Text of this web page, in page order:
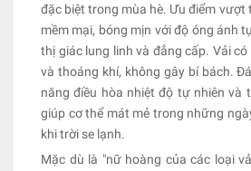
đặc biệt trong mùa hè. Ưu điểm vượt
mềm mại, bóng mịn với độ óng ánh
thị giác lung linh và đẳng cấp. Vải
và thoáng khí, không gây bí bách.
năng điều hòa nhiệt độ tự nhiên và
giúp cơ thể mát mẻ trong những
khi trời se lạnh.
Mặc dù là "nữ hoàng của các loại